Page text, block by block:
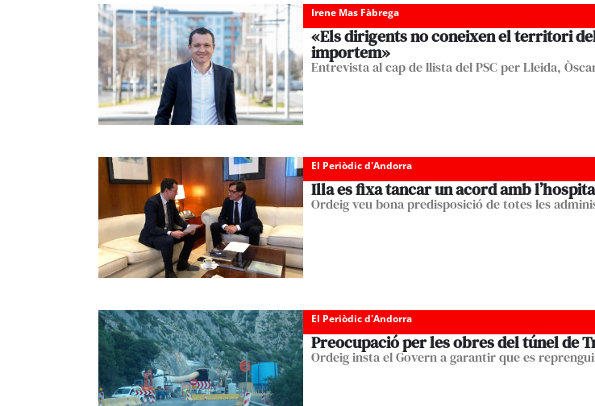
Irene Mas Fàbrega
«Els dirigents no coneixen el territori
importem»
Entrevista al cap de llista del PSC per Lleida,
El Periòdic d'Andorra
Illa es fixa tancar un acord amb
Ordeig veu bona predisposició de totes les
El Periòdic d'Andorra
Preocupació per les obres del túnel de
Ordeig insta el Govern a garantir que es